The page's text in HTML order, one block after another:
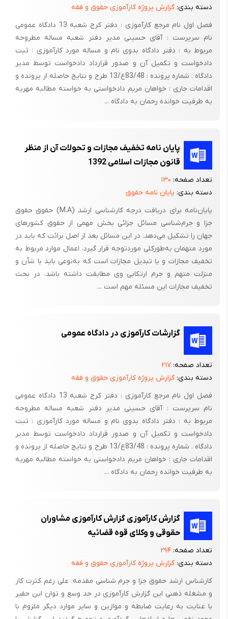
صدور رأی‌ می‌نماید.
شماره‌ پرونده‌: 83/2/606 - ح‌دادنامه‌: 1117285
رأی‌ دادگاه‌
در خصوص‌ دعوی‌ خانم‌ مرصع‌ عالیپور به‌ نمایندگی‌ از شرکت‌ سهامی‌
بیمه‌ آسیا بطرفیت‌خواندگان‌ آقای‌ مهدی‌ عالمی‌ و رسول‌ حیدری‌ مبلغ‌
000/664/10 ریال‌ به‌ انضمام‌ جبران‌خسارت‌های‌ قانونی‌ به‌ شرح‌
مسئولیت‌ مدنی‌ متفاوت‌ است‌ وتقصیر مدنی‌ اعم‌ از تعدی‌ و تفریط‌
است‌ و اقتضای‌ اختیار در فعل‌ یا ترک‌ فعل‌ دارد حال‌ آن‌که‌ خطا فقط‌ در
اتلاف‌ و صد البته‌ در زیان‌های‌ در حکم‌ اتلاف‌ (و تسبیب‌) که‌ قانونگذار
بنا به‌مصالحی‌ آن‌ را در حکم‌ اتلاف‌ شبه‌ عمدی‌ معرفی‌ نموده‌) مسئولیت‌
ایجاد می‌کند و از طرفی‌در صورت‌ پذیرش‌ چنین‌ دعوایی‌ هدف‌ تأسیس‌
و پذیرش‌ عقد بیمه‌ نقض‌ می‌گردد لذادادگاه‌ ضمن‌ غیرموجه‌ دانستن‌
دعوی‌ مطروحه‌ به‌ استناد مادتین‌ 197 و 196 قانون‌ آیین‌دادرسی‌ مدنی‌
و ماده‌ 952 و 951 قانون‌ مدنی‌ و ماده‌ 30 قانون‌ مدنی‌ حکم‌ بر
بیحقی‌خواهان‌ نسبت‌ به‌ دعوی‌ مطروحه‌ صادر و اعلام‌ می‌گردد رأی‌
صادره‌ حضوری‌ و ظرف‌20 روز پس‌ از ابلاغ‌ قابل‌ اعتراض‌ در دادگاه‌
قانون‌ بیمه‌ و تعهدات‌ فی‌مابین‌ بیمه‌گذار و بیمه‌گر یک‌ تعهد دوجانبه‌
و جزء قوانین‌ خاص‌بوده‌ که‌ شرح‌ وظایف‌ و مقررات‌ بیمه‌گذار و بیمه‌گر
در جبران‌ خسارت‌ زیاندیده‌ تعریف‌شده‌ است‌. از سوی‌ دیگر مطابق‌ ماده‌
30 قانون‌ بیمه‌، بیمه‌گذار متعهد به‌ جبران‌ خسارت‌می‌باشد. اما در این‌
پرونده‌ ملاحظه‌ می‌گردد که‌ خواهان‌ مطابق‌ تعهداتی‌ که‌ فی‌مابین‌ وی‌
وخوانده‌ وجود داشته‌ خسارت‌ وارده‌ را جبران‌ نموده‌ اما از سوی‌ دیگر
خواستار دریافت‌مبلغ‌ مذکور شده‌ بنظر می‌رسد که‌ دادخواست‌ تقدیمی‌
از سوی‌ نماینده‌ شرکت‌ بیمه‌ بافلسفه‌ وجودی‌ بیمه‌ و قانون‌ بیمه‌ در
تعارض‌ و متضاد باشد. چرا که‌ در صورت‌ تقصیر وخطا به‌ مفهوم‌ تقصیر
که‌ اعم‌ است‌ بی‌احتیاطی‌ و بی‌مبالاتی‌ یا عدم‌ رعایت‌ نظامات‌ دولتی‌،بیمه‌
مکلف‌ به‌ جبران‌ و پرداخت‌ خسارت‌ وارده‌ است‌. با وصف‌ فوق ادعای‌
وجاهت‌ قانونی‌ و این‌ با شرح‌ وظایف‌ بیمه‌ در جبران‌ خسارت‌اشخاص‌
حقیقی‌ و حقوقی‌ منافات‌ دارد، در پایان‌ هرچند خوانده‌ بلحاظ‌ عدم‌ اطلاع‌
از جلسه‌دادرسی‌ در دادگاه‌ حضور نیافته‌ لکن‌ ردّ ادعای‌ نماینده‌ خواهان‌
مقرون‌ به‌ صحت‌ و منطبق‌با قوانین‌ و مقررات‌ جاری‌ است‌. پس‌ رأی‌
صادره‌ از شعبه‌ دوم‌ حقوقی‌ بندرعباس‌ دائر بررد ادعای‌ خواهان‌ منطبق‌
با مواد 196 و 197 قانون‌ آیین‌ دادرسی‌ مدنی‌ و مواد 951 و 952و ماده‌
30 قانون‌ مدنی‌ بوده‌ و خالی‌ و عاری‌ از هرگونه‌ ایراد و خدشه‌ است‌ و
دسته بندی: گزارش پروژه کارآموزی حقوق و فقه
فصل اول نام مرجع کارآموزی : دفتر کرج شعبه 13 دادگاه عمومی
نام سرپرست : آقای حسینی مدیر دفتر شعبه مساله مطروحه
مربوط به : دفتر دادگاه بدوی نام و مساله مورد کارآموزی : ثبت
دادخواست و تکمیل آن و صدور قرارداد دادخواست توسط مدیر
دادگاه . شماره پرونده : 83/48ع/13 طرح و نتایج حاصله از پرونده و
اقدامات جاری : خواهان مریم دادخواستی به خواسته مطالبه مهریه
به طرفیت خوانده رحمان به دادگاه ...
پایان نامه تخفیف مجازات و تحولات آن از منظر
قانون مجازات اسلامی 1392
تعداد صفحه: ۱۳۰
دسته بندی: پایان نامه حقوق
پایان‌نامه برای دریافت درجه کارشناسی ارشد (M.A) حقوق حقوق
جزا و جرم‌شناسی مسائل جزائی بخش مهمی از حقوق کشورهای
جهان را تشکیل می‌دهد. در این مسائل بعد از اصل برائت که باید در
مورد متهمان به‌طورکلی موردتوجه قرار گیرد، اعمال موارد مربوط به
تخفیف مجازات و یا تبدیل مجازات است که به‌نوعی باید با شأن و
منزلت متهم و جرم ارتکابی وی مطابقت داشته باشد، در بحث
تخفیف مجازات این مسئله مهم است ...
گزارشات کارآموزی در دادگاه عمومی
تعداد صفحه: ۲۱۷
دسته بندی: گزارش پروژه کارآموزی حقوق و فقه
فصل اول نام مرجع کارآموزی : دفتر کرج شعبه 13 دادگاه عمومی
نام سرپرست : آقای حسینی مدیر دفتر شعبه مساله مطروحه
مربوط به : دفتر دادگاه بدوی نام و مساله مورد کارآموزی : ثبت
دادخواست و تکمیل آن و صدور قرارداد دادخواست توسط مدیر
دادگاه . شماره پرونده : 83/48ع/13 طرح و نتایج حاصله از پرونده و
اقدامات جاری : خواهان مریم دادخواستی به خواسته مطالبه مهریه
به طرفیت خوانده رحمان به دادگاه ...
گزارش کارآموزی گزارش کارآموزی مشاوران
حقوقی و وکلای قوه قضائیه
تعداد صفحه: ۲۹۴
دسته بندی: گزارش پروژه کارآموزی حقوق و فقه
کارشناس ارشد حقوق جزا و جرم شناسی مقدمه: علی رغم کثرت کار
و مشغله ذهنی این گزارش کارآموزی در حد وسع و توان این حقیر
با عنایت به رعایت ضابطه و موازین و سایر موارد دیگر ملزوم با